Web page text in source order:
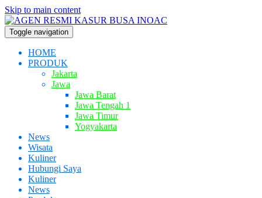
Skip to main content
Toggle navigation
HOME
PRODUK
Jakarta
Jawa
Jawa Barat
Jawa Tengah 1
Jawa Timur
Yogyakarta
News
Wisata
Kuliner
Hubungi Saya
Kuliner
News